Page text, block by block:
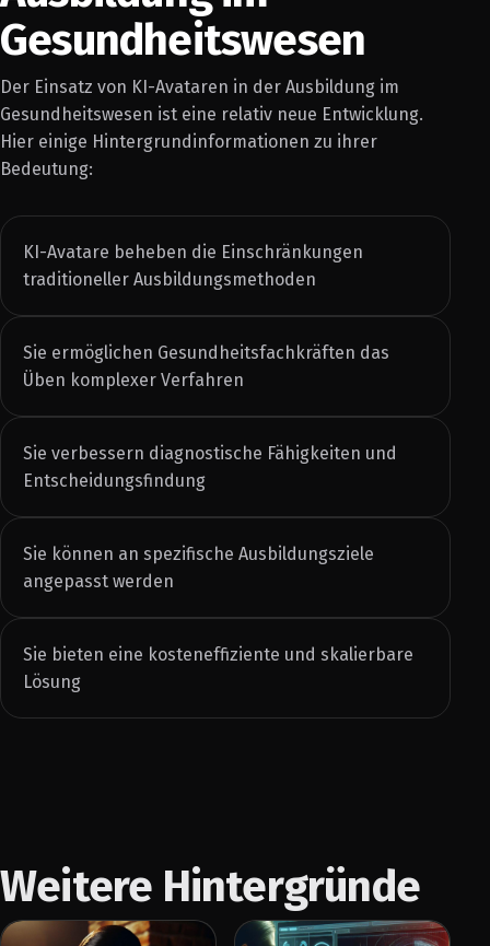
Gesundheitswesen
Der Einsatz von KI-Avataren in der Ausbildung im
Gesundheitswesen ist eine relativ neue Entwicklung.
Hier einige Hintergrundinformationen zu ihrer
Bedeutung:
KI-Avatare beheben die Einschränkungen
traditioneller Ausbildungsmethoden
Sie ermöglichen Gesundheitsfachkräften das
Üben komplexer Verfahren
Sie verbessern diagnostische Fähigkeiten und
Entscheidungsfindung
Sie können an spezifische Ausbildungsziele
angepasst werden
Sie bieten eine kosteneffiziente und skalierbare
Lösung
Weitere Hintergründe